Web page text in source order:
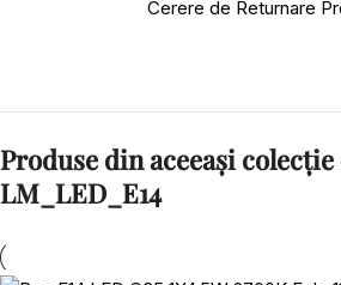
Cerere de Returnare
Produse din aceeași
LM_LED_E14